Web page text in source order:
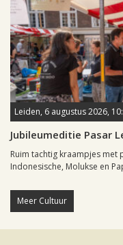
Leiden, 6 augustus 2026,
Jubileumeditie Pasar
Ruim tachtig kraampjes
Indonesische, Molukse en
Meer Cultuur